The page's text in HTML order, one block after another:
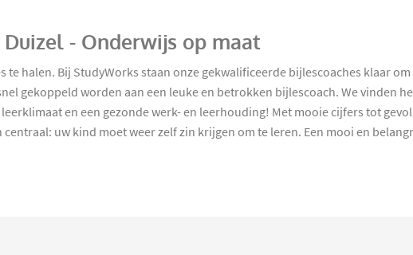
- Onderwijs op maat
halen. Bij StudyWorks staan onze gekwalificeerde bijlescoaches klaar
gekoppeld worden aan een leuke en betrokken bijlescoach. We vinden
en een gezonde werk- en leerhouding! Met mooie cijfers tot
uw kind moet weer zelf zin krijgen om te leren. Een mooi en